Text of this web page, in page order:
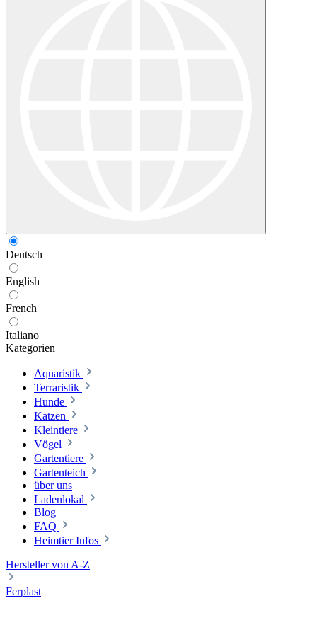
Deutsch
English
French
Italiano
Kategorien
Aquaristik
Terraristik
Hunde
Katzen
Kleintiere
Vögel
Gartentiere
Gartenteich
über uns
Ladenlokal
Blog
FAQ
Heimtier Infos
Hersteller von A-Z
Ferplast